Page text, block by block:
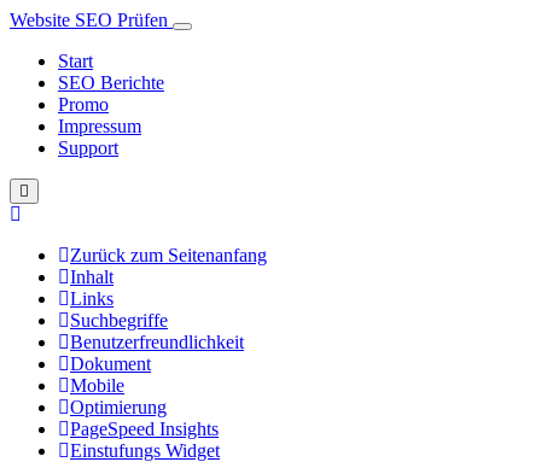
Website SEO Prüfen
Start
SEO Berichte
Promo
Impressum
Support
Zurück zum Seitenanfang
Inhalt
Links
Suchbegriffe
Benutzerfreundlichkeit
Dokument
Mobile
Optimierung
PageSpeed Insights
Einstufungs Widget